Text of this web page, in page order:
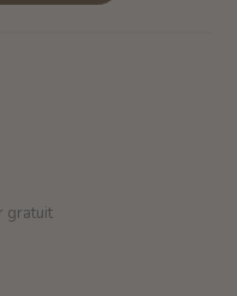
gratuit